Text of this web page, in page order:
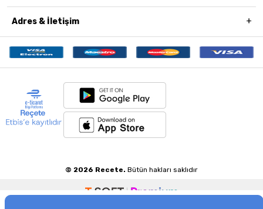
Adres & İletişim
© 2026 Recete. Bütün hakları saklıdır